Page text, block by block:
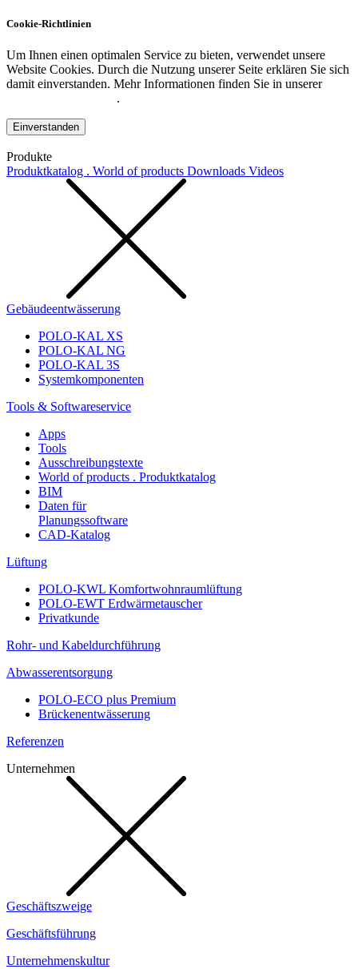
Cookie-Richtlinien
Um Ihnen einen optimalen Service zu bieten, verwendet unsere
Website Cookies. Durch die Nutzung unserer Seite erklären Sie sich
damit einverstanden. Mehr Informationen finden Sie in unserer
.
Einverstanden
Produkte
Produktkatalog . World of products Downloads Videos
Gebäudeentwässerung
POLO-KAL XS
POLO-KAL NG
POLO-KAL 3S
Systemkomponenten
Tools & Softwareservice
Apps
Tools
Ausschreibungstexte
World of products . Produktkatalog
BIM
Daten für
Planungssoftware
CAD-Katalog
Lüftung
POLO-KWL Komfortwohnraumlüftung
POLO-EWT Erdwärmetauscher
Privatkunde
Rohr- und Kabeldurchführung
Abwasserentsorgung
POLO-ECO plus Premium
Brückenentwässerung
Referenzen
Unternehmen
Geschäftszweige
Geschäftsführung
Unternehmenskultur